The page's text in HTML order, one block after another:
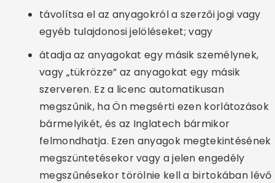
távolítsa el az anyagokról a szerzői jogi vagy
egyéb tulajdonosi jelöléseket; vagy
átadja az anyagokat egy másik személynek,
vagy „tükrözze” az anyagokat egy másik
szerveren. Ez a licenc automatikusan
megszűnik, ha Ön megsérti ezen korlátozások
bármelyikét, és az Inglatech bármikor
felmondhatja. Ezen anyagok megtekintésének
megszüntetésekor vagy a jelen engedély
megszűnésekor törölnie kell a birtokában lévő